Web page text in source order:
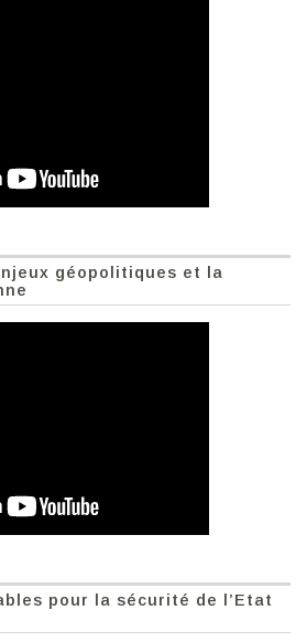
géopolitiques et la
pour la sécurité de l’Etat